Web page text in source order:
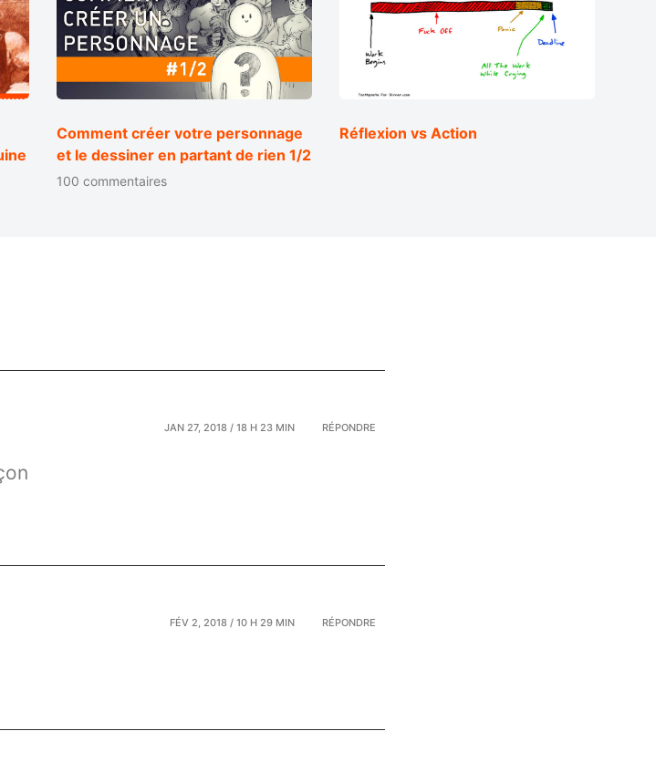
Comment créer votre personnage
et le dessiner en partant de rien 1/2
100 commentaires
Réflexion vs Action
JAN 27, 2018 / 18 H 23 MIN RÉPONDRE
FÉV 2, 2018 / 10 H 29 MIN RÉPONDRE